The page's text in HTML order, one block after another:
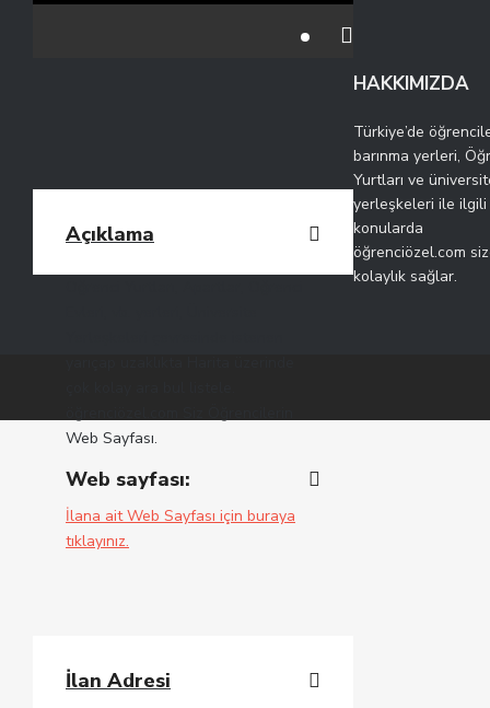
Açıklama
Web Sayfası.
Web sayfası:
İlana ait Web Sayfası için buraya
tıklayınız.
İlan Adresi
HAKKIMIZDA
Türkiye’de
barınma yerleri,
Yurtları ve
yerleşkeleri ile ilgili
konularda
öğrenciözel.com
kolaylık sağlar.